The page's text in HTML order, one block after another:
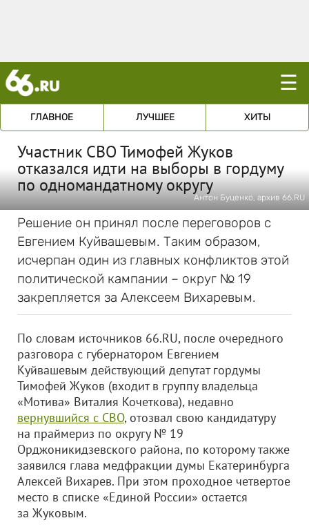
☰
ГЛАВНОЕ ЛУЧШЕЕ ХИТЫ
Участник СВО Тимофей Жуков
отказался идти на выборы в гордуму
по одномандатному округу
Антон Буценко, архив 66.RU
Решение он принял после переговоров с
Евгением Куйвашевым. Таким образом,
исчерпан один из главных конфликтов этой
политической кампании – округ № 19
закрепляется за Алексеем Вихаревым.
По словам источников 66.RU, после очередного
разговора с губернатором Евгением
Куйвашевым действующий депутат гордумы
Тимофей Жуков (входит в группу владельца
«Мотива» Виталия Кочеткова), недавно
вернувшийся с СВО, отозвал свою кандидатуру
на праймериз по округу № 19
Орджоникидзевского района, по которому также
заявился глава медфракции думы Екатеринбурга
Алексей Вихарев. При этом проходное четвертое
место в списке «Единой России» остается
за Жуковым.